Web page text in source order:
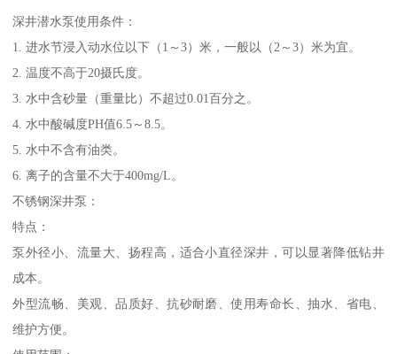
深井潜水泵使用条件：
1. 进水节浸入动水位以下（1～3）米，一般以（2～3）米为宜。
2. 温度不高于20摄氏度。
3. 水中含砂量（重量比）不超过0.01百分之。
4. 水中酸碱度PH值6.5～8.5。
5. 水中不含有油类。
6. 离子的含量不大于400mg/L。
不锈钢深井泵：
特点：
泵外径小、流量大、扬程高，适合小直径深井，可以显著降低钻井
成本。
外型流畅、美观、品质好、抗砂耐磨、使用寿命长、抽水、省电、
维护方便。